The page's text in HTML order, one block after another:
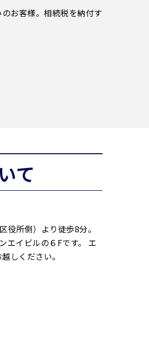
お客様。相続税を納付す
て
役所側）より徒歩8分。
エイビルの６Fです。 エ
しください。